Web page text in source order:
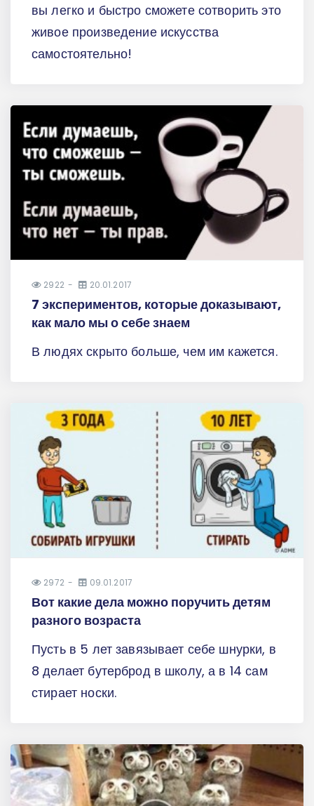
вы легко и быстро сможете сотворить это
живое произведение искусства
самостоятельно!
2922 20.01.2017
7 экспериментов, которые доказывают,
как мало мы о себе знаем
В людях скрыто больше, чем им кажется.
2972 09.01.2017
Вот какие дела можно поручить детям
разного возраста
Пусть в 5 лет завязывает себе шнурки, в
8 делает бутерброд в школу, а в 14 сам
стирает носки.